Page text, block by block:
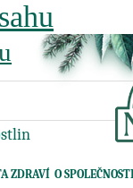
ZDRAVÍ O